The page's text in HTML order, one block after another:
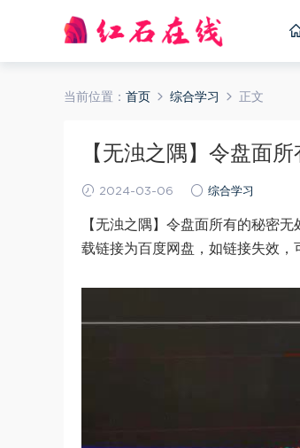
当前位置： 首页 综合学习 正文
【无浊之隅】令盘面
2024-03-06 综合学习
【无浊之隅】令盘面所有的秘密
载链接为百度网盘，如链接失效，